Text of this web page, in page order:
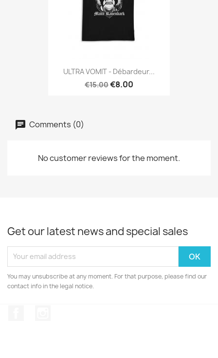
ULTRA VOMIT - Débardeur...
€15.00€8.00
Comments (0)
No customer reviews for the moment.
Get our latest news and special sales
You may unsubscribe at any moment. For that purpose, please find our
contact info in the legal notice.